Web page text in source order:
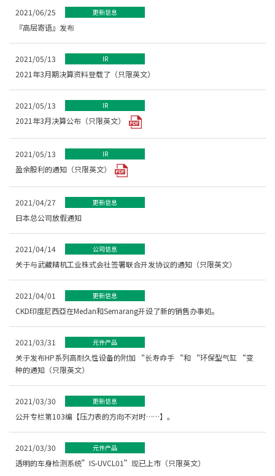
2021/06/25 更新信息
『高层寄语』发布
2021/05/13 IR
2021年3月期决算资料登载了（只限英文）
2021/05/13 IR
2021年3月决算公布（只限英文）
2021/05/13 IR
盈余股利的通知（只限英文）
2021/04/27 更新信息
日本总公司放假通知
2021/04/14 公司信息
关于与武藏精机工业株式会社签署联合开发协议的通知（只限英文）
2021/04/01 更新信息
CKD印度尼西亞在Medan和Semarang开设了新的销售办事処。
2021/03/31 元件产品
关于发布HP系列高耐久性设备的附加 “长寿命手 “和 “环保型气缸 “变
种的通知（只限英文）
2021/03/30 更新信息
公开专栏第103编【压力表的方向不对时……】。
2021/03/30 元件产品
透明的车身检测系统”IS-UVCL01”现已上市（只限英文）